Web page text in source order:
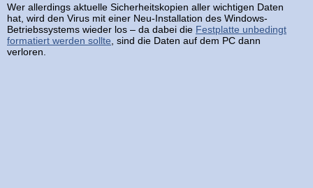
Wer allerdings aktuelle Sicherheitskopien aller wichtigen Daten
hat, wird den Virus mit einer Neu-Installation des Windows-
Betriebssystems wieder los – da dabei die Festplatte unbedingt
formatiert werden sollte , sind die Daten auf dem PC dann
verloren.